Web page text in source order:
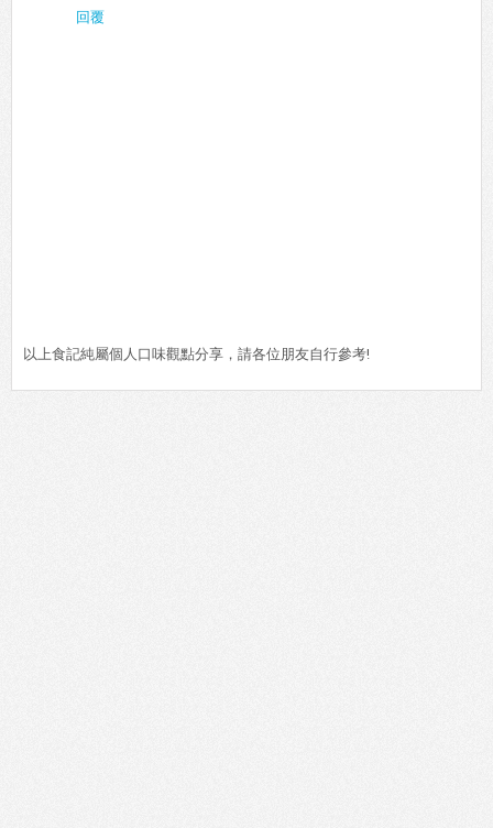
回覆
以上食記純屬個人口味觀點分享，請各位朋友自行參考!